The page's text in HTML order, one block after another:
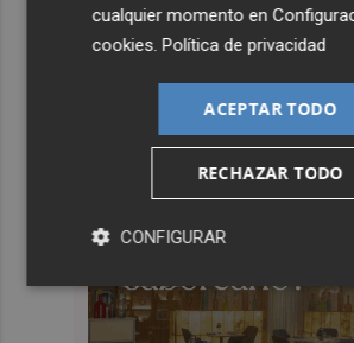
cualquier momento en
cookies .Política de privacidad
ACEPTAR TODO
RECHAZAR TODO
CONFIGURAR